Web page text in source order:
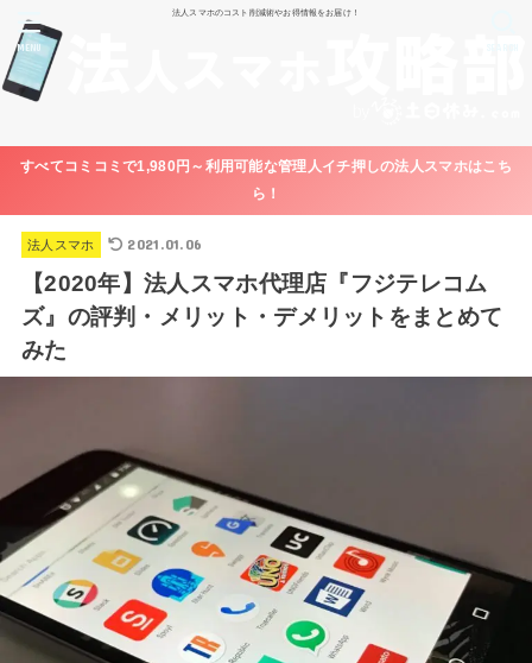
法人スマホのコスト削減術やお得情報をお届け！
MENU
すべてコミコミで1,980円～利用可能な管理人イチ押しの法人スマホはこち
ら！
法人スマホ 2021.01.06
【2020年】法人スマホ代理店『フジテレコム
ズ』の評判・メリット・デメリットをまとめて
みた